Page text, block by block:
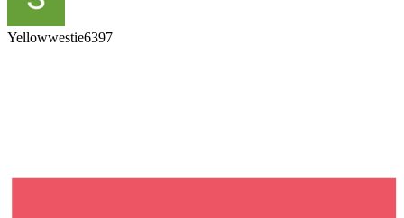
Yellowwestie6397